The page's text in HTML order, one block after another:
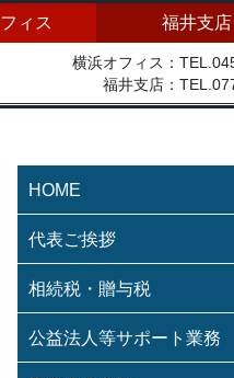
ィス 福井支店
横浜オフィス：
福井支店：
HOME
代表ご挨拶
相続税・贈与税
公益法人等サポート業務